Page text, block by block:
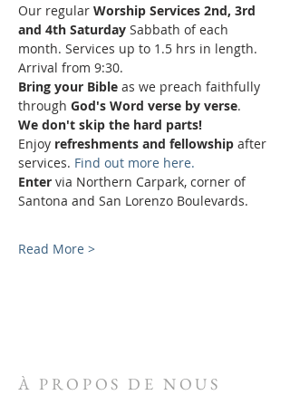
Our regular Worship Services 2nd, 3rd
and 4th Saturday Sabbath of each
month. Services up to 1.5 hrs in length.
Arrival from 9:30.
Bring your Bible as we preach faithfully
through God's Word verse by verse.
We don't skip the hard parts!
Enjoy refreshments and fellowship after
services. Find out more here.
Enter via Northern Carpark, corner of
Santona and San Lorenzo Boulevards.
Read More >
À PROPOS DE NOUS